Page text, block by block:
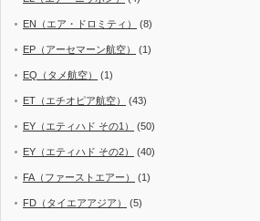
EN（エア・ドロミティ） (8)
EP（アーセマーン航空） (1)
EQ（タメ航空） (1)
ET（エチオピア航空） (43)
EY（エティハド その1） (50)
EY（エティハド その2） (40)
FA（ファーストエアー） (1)
FD（タイエアアジア） (5)